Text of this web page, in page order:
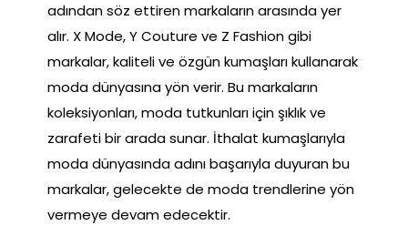
adından söz ettiren markaların arasında yer
alır. X Mode, Y Couture ve Z Fashion gibi
markalar, kaliteli ve özgün kumaşları kullanarak
moda dünyasına yön verir. Bu markaların
koleksiyonları, moda tutkunları için şıklık ve
zarafeti bir arada sunar. İthalat kumaşlarıyla
moda dünyasında adını başarıyla duyuran bu
markalar, gelecekte de moda trendlerine yön
vermeye devam edecektir.